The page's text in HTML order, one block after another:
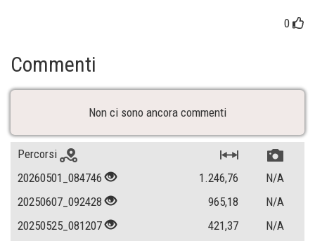
0
Commenti
Non ci sono ancora commenti
Percorsi
20260501_084746
1.246,76
N/A
20250607_092428
965,18
N/A
20250525_081207
421,37
N/A